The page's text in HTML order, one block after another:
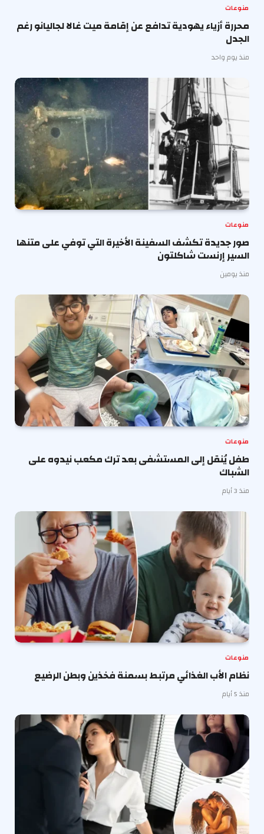
منوعات
محررة أزياء يهودية تدافع عن إقامة ميت غالا لجاليانو رغم
الجدل
منذ يوم واحد
منوعات
صور جديدة تكشف السفينة الأخيرة التي توفي على متنها
السير إرنست شاكلتون
منذ يومين
منوعات
طفل يُنقل إلى المستشفى بعد ترك مكعب نيدوه على
الشباك
منذ 3 أيام
منوعات
نظام الأب الغذائي مرتبط بسمنة فخذين وبطن الرضيع
منذ 5 أيام